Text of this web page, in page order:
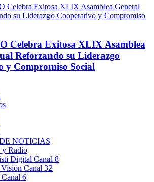
Celebra Exitosa XLIX Asamblea
Reforzando su Liderazgo
y Compromiso Social
NOTICIAS
y Radio
Digital Canal 8
Canal 32
6